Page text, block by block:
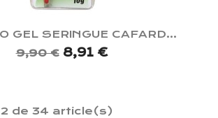
GEL SERINGUE CAFARD...
9,90 € 8,91 €
de 34 article(s)